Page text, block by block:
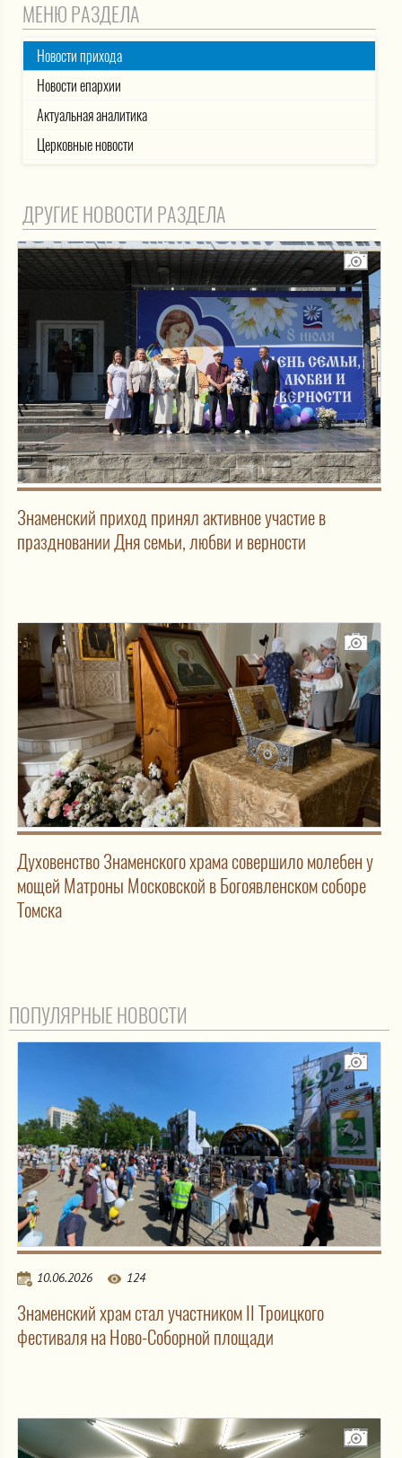
МЕНЮ РАЗДЕЛА
Новости прихода
Новости епархии
Актуальная аналитика
Церковные новости
ДРУГИЕ НОВОСТИ РАЗДЕЛА
Знаменский приход принял активное участие в
праздновании Дня семьи, любви и верности
Духовенство Знаменского храма совершило молебен у
мощей Матроны Московской в Богоявленском соборе
Томска
ПОПУЛЯРНЫЕ НОВОСТИ
10.06.2026 124
Знаменский храм стал участником II Троицкого
фестиваля на Ново-Соборной площади